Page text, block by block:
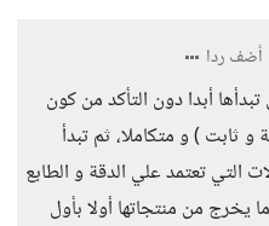
أضف ردا
أبدا دون التأكد من كون
ثابت ) و متكاملا، ثم تبدأ
التي تعتمد علي الدقة و الطابع
من منتجاتها أولا بأول